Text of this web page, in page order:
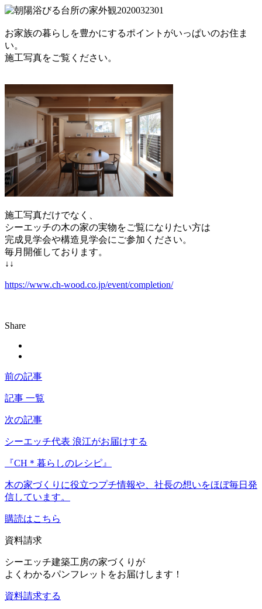
お家族の暮らしを豊かにするポイントがいっぱいのお住ま
い。
施工写真をご覧ください。
施工写真だけでなく、
シーエッチの木の家の実物をご覧になりたい方は
完成見学会や構造見学会にご参加ください。
毎月開催しております。
↓↓
https://www.ch-wood.co.jp/event/completion/
Share
前の記事
記事 一覧
次の記事
シーエッチ代表 浪江がお届けする
『CH＊暮らしのレシピ』
木の家づくりに役立つプチ情報や、社長の想いをほぼ毎日発
信しています。
購読はこちら
資料請求
シーエッチ建築工房の家づくりが
よくわかるパンフレットをお届けします！
資料請求する